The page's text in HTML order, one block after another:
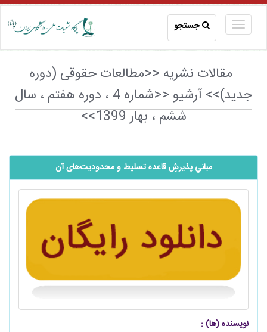
جستجو
مقالات نشریه <<مطالعات حقوقی (دوره
جدید)>> آرشیو <<شماره 4 ، دوره هفتم ، سال
ششم ، بهار 1399>>
مبانیِ پذیرشِ قاعده تسلیط و محدودیت‌های آن
نویسنده (ها) :